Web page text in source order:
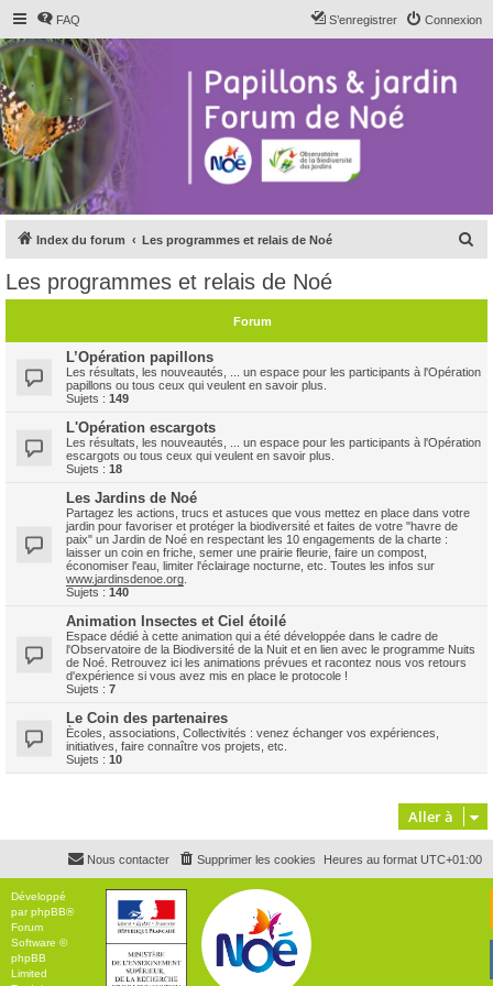
FAQ Connexion
S’enregistrer
Index du forum Les programmes et relais de Noé
e
r
e
Les programmes et relais de Noé
Forum
L’Opération papillons
Les résultats, les nouveautés, ... un espace pour les participants à l'Opération
papillons ou tous ceux qui veulent en savoir plus.
Sujets : 149
L'Opération escargots
Les résultats, les nouveautés, ... un espace pour les participants à l'Opération
escargots ou tous ceux qui veulent en savoir plus.
Sujets : 18
Les Jardins de Noé
Partagez les actions, trucs et astuces que vous mettez en place dans votre
jardin pour favoriser et protéger la biodiversité et faites de votre "havre de
paix" un Jardin de Noé en respectant les 10 engagements de la charte :
laisser un coin en friche, semer une prairie fleurie, faire un compost,
économiser l'eau, limiter l'éclairage nocturne, etc. Toutes les infos sur
www.jardinsdenoe.org
Sujets : 140
Animation Insectes et Ciel étoilé
Espace dédié à cette animation qui a été développée dans le cadre de
l'Observatoire de la Biodiversité de la Nuit et en lien avec le programme Nuits
de Noé. Retrouvez ici les animations prévues et racontez nous vos retours
d'expérience si vous avez mis en place le protocole !
Sujets : 7
Le Coin des partenaires
Ècoles, associations, Collectivités : venez échanger vos expériences,
initiatives, faire connaître vos projets, etc.
Sujets : 10
Aller à
Heures au format UTC+01:00
Supprimer les cookies
Nous contacter
Développé
parphpBB®
Forum
Software ©
phpBB
Limited